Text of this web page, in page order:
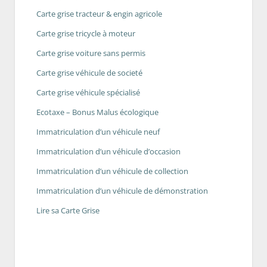
Carte grise tracteur & engin agricole
Carte grise tricycle à moteur
Carte grise voiture sans permis
Carte grise véhicule de societé
Carte grise véhicule spécialisé
Ecotaxe – Bonus Malus écologique
Immatriculation d’un véhicule neuf
Immatriculation d’un véhicule d’occasion
Immatriculation d’un véhicule de collection
Immatriculation d’un véhicule de démonstration
Lire sa Carte Grise